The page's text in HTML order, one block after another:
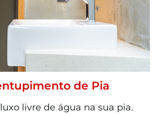
de Pia
livre de água na sua pia.